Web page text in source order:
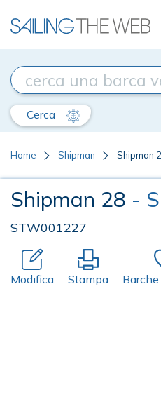
Cerca
Home Shipman Shipman
Shipman 28 -
STW001227
Modifica Stampa